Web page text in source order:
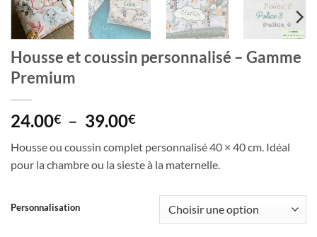
Housse et coussin personnalisé – Gamme
Premium
24.00€ – 39.00€Plage
prix :
24.00€
39.00€
Housse ou coussin complet personnalisé 40 × 40 cm. Idéal
pour la chambre ou la sieste à la maternelle.
Personnalisation